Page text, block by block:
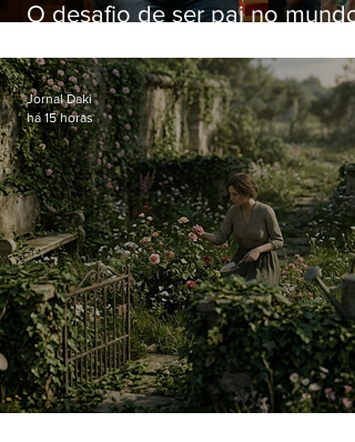
O desafio de ser pai no mundo
Jornal Daki
há 15 horas